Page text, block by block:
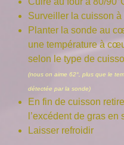
Surveiller la cuisson à
Planter la sonde au
une température à
selon le type de
(nous on aime 62°, plus que le
détectée par la sonde)
En fin de cuisson
l’excédent de gras en
Laisser refroidir